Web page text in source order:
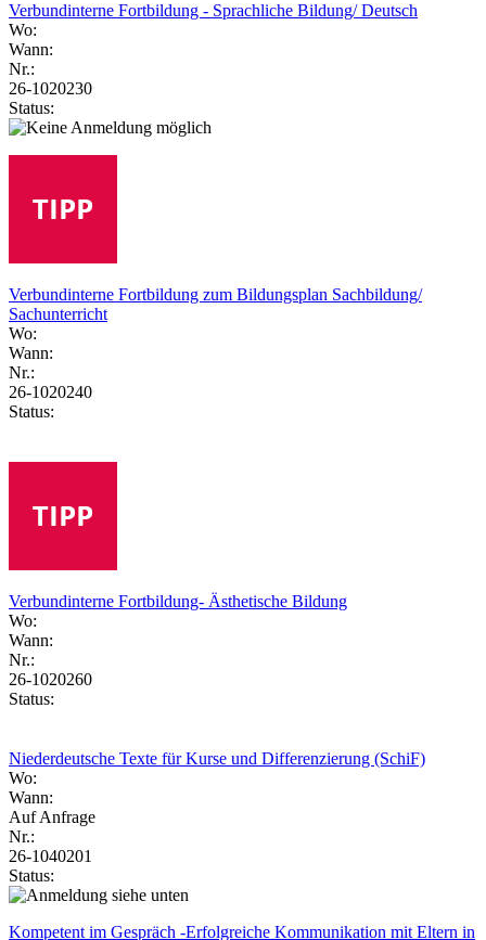
Verbundinterne Fortbildung - Sprachliche Bildung/ Deutsch
Wo:
Wann:
Nr.:
26-1020230
Status:
Verbundinterne Fortbildung zum Bildungsplan Sachbildung/
Sachunterricht
Wo:
Wann:
Nr.:
26-1020240
Status:
Verbundinterne Fortbildung- Ästhetische Bildung
Wo:
Wann:
Nr.:
26-1020260
Status:
Niederdeutsche Texte für Kurse und Differenzierung (SchiF)
Wo:
Wann:
Auf Anfrage
Nr.:
26-1040201
Status:
Kompetent im Gespräch -Erfolgreiche Kommunikation mit Eltern in